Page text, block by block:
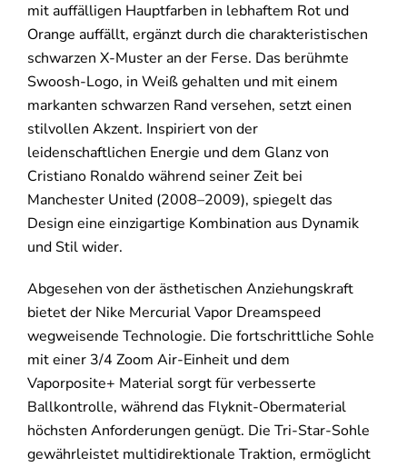
mit auffälligen Hauptfarben in lebhaftem Rot und
Orange auffällt, ergänzt durch die charakteristischen
schwarzen X-Muster an der Ferse. Das berühmte
Swoosh-Logo, in Weiß gehalten und mit einem
markanten schwarzen Rand versehen, setzt einen
stilvollen Akzent. Inspiriert von der
leidenschaftlichen Energie und dem Glanz von
Cristiano Ronaldo während seiner Zeit bei
Manchester United (2008–2009), spiegelt das
Design eine einzigartige Kombination aus Dynamik
und Stil wider.
Abgesehen von der ästhetischen Anziehungskraft
bietet der Nike Mercurial Vapor Dreamspeed
wegweisende Technologie. Die fortschrittliche Sohle
mit einer 3/4 Zoom Air-Einheit und dem
Vaporposite+ Material sorgt für verbesserte
Ballkontrolle, während das Flyknit-Obermaterial
höchsten Anforderungen genügt. Die Tri-Star-Sohle
gewährleistet multidirektionale Traktion, ermöglicht